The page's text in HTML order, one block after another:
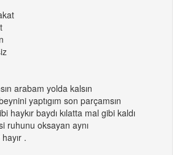
arabam yolda kalsın
yaptıgım son parçamsın
haykır baydı kılatta mal gibi kaldı
ruhunu oksayan aynı
.